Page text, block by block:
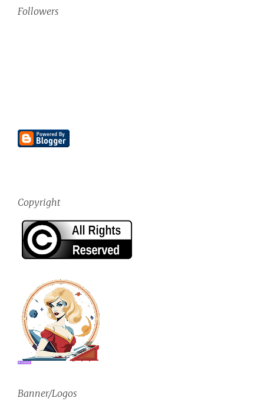
Followers
Copyright
Banner/Logos